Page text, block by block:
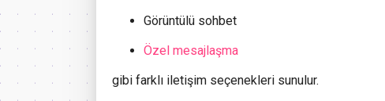
Görüntülü sohbet
Özel mesajlaşma
gibi farklı iletişim seçenekleri sunulur.